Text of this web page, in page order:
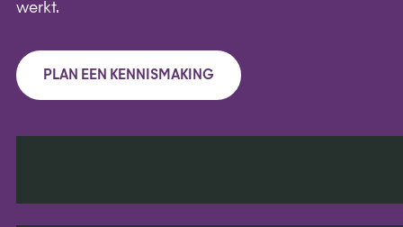
werkt.
PLAN EEN KENNISMAKING